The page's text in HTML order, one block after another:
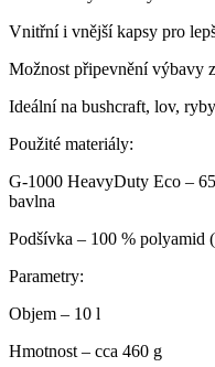
Vnitřní i vnější kapsy pro
Možnost připevnění výbavy
Ideální na bushcraft, lov,
Použité materiály:
G-1000 HeavyDuty Eco –
bavlna
Podšívka – 100 % polyamid
Parametry:
Objem – 10 l
Hmotnost – cca 460 g